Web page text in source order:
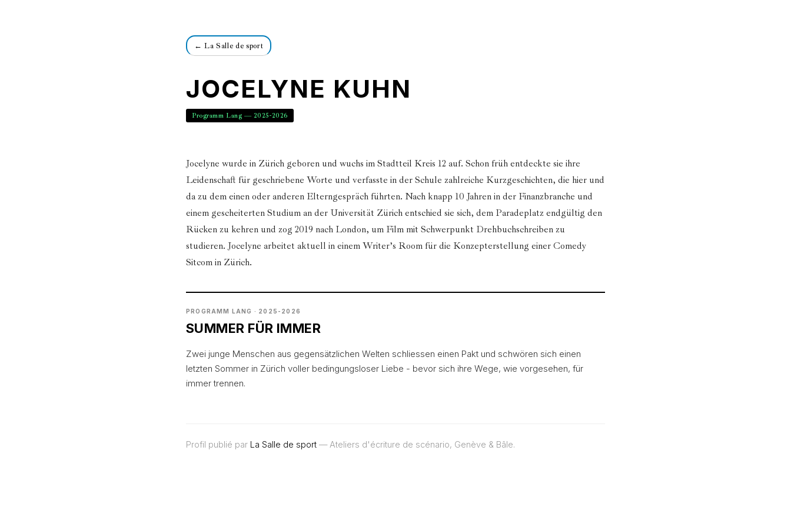
← La Salle de sport
JOCELYNE KUHN
Programm Lang — 2025-2026
Jocelyne wurde in Zürich geboren und wuchs im Stadtteil Kreis 12 auf. Schon früh entdeckte sie ihre
Leidenschaft für geschriebene Worte und verfasste in der Schule zahlreiche Kurzgeschichten, die hier und
da zu dem einen oder anderen Elterngespräch führten. Nach knapp 10 Jahren in der Finanzbranche und
einem gescheiterten Studium an der Universität Zürich entschied sie sich, dem Paradeplatz endgültig den
Rücken zu kehren und zog 2019 nach London, um Film mit Schwerpunkt Drehbuchschreiben zu
studieren. Jocelyne arbeitet aktuell in einem Writer’s Room für die Konzepterstellung einer Comedy
Sitcom in Zürich.
PROGRAMM LANG · 2025-2026
SUMMER FÜR IMMER
Zwei junge Menschen aus gegensätzlichen Welten schliessen einen Pakt und schwören sich einen
letzten Sommer in Zürich voller bedingungsloser Liebe - bevor sich ihre Wege, wie vorgesehen, für
immer trennen.
Profil publié par La Salle de sport — Ateliers d'écriture de scénario, Genève & Bâle.